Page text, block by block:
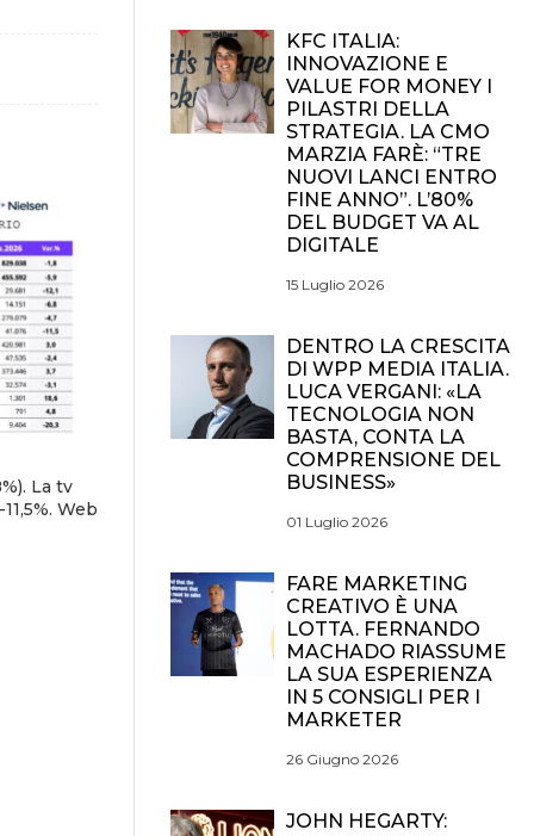
La tv
Web
KFC ITALIA:
INNOVAZIONE E
VALUE FOR MONEY I
PILASTRI DELLA
STRATEGIA. LA CMO
MARZIA FARÈ: “TRE
NUOVI LANCI ENTRO
FINE ANNO”. L’80%
DEL BUDGET VA AL
DIGITALE
15 Luglio 2026
DENTRO LA CRESCITA
DI WPP MEDIA ITALIA.
LUCA VERGANI: «LA
TECNOLOGIA NON
BASTA, CONTA LA
COMPRENSIONE DEL
BUSINESS»
01 Luglio 2026
FARE MARKETING
CREATIVO È UNA
LOTTA. FERNANDO
MACHADO RIASSUME
LA SUA ESPERIENZA
IN 5 CONSIGLI PER I
MARKETER
26 Giugno 2026
JOHN HEGARTY: